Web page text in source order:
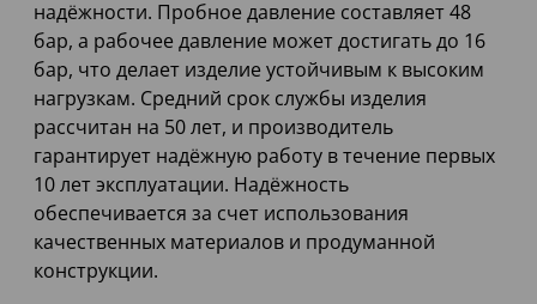
надёжности. Пробное давление составляет 48
бар, а рабочее давление может достигать до 16
бар, что делает изделие устойчивым к высоким
нагрузкам. Средний срок службы изделия
рассчитан на 50 лет, и производитель
гарантирует надёжную работу в течение первых
10 лет эксплуатации. Надёжность
обеспечивается за счет использования
качественных материалов и продуманной
конструкции.